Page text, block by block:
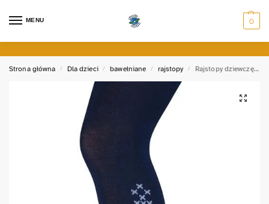
MENU 0
Strona główna / Dla dzieci / bawełniane / rajstopy / Rajstopy dziewczęce z KWIATKAMI